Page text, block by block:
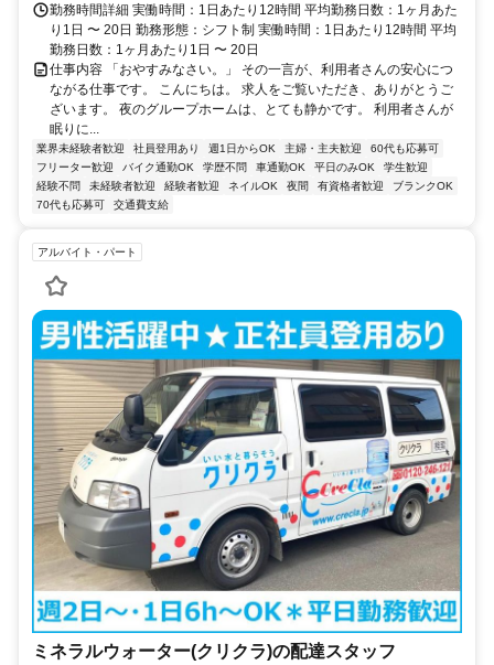
勤務時間詳細 実働時間：1日あたり12時間 平均勤務日数：1ヶ月あた
り1日 〜 20日 勤務形態：シフト制 実働時間：1日あたり12時間 平均
勤務日数：1ヶ月あたり1日 〜 20日
仕事内容 「おやすみなさい。」 その一言が、利用者さんの安心につ
ながる仕事です。 こんにちは。 求人をご覧いただき、ありがとうご
ざいます。 夜のグループホームは、とても静かです。 利用者さんが
眠りに...
業界未経験者歓迎 社員登用あり 週1日からOK 主婦・主夫歓迎
60代も応募可
フリーター歓迎
バイク通勤OK 学歴不問 車通勤OK 平日のみOK
学生歓迎
経験不問
未経験者歓迎 経験者歓迎 ネイルOK 夜間 有資格者歓迎
ブランクOK
70代も応募可
交通費支給
アルバイト・パート
ミネラルウォーター(クリクラ)の配達スタッフ